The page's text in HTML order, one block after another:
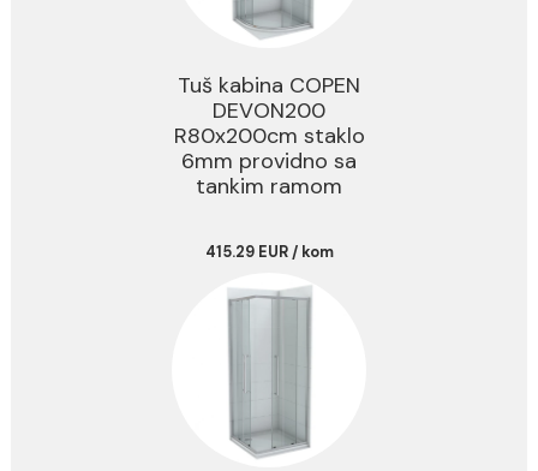
Tuš kabina COPEN
ATLAS PRO 1V
900x900x2000
hrom. staklo 6mm
providno